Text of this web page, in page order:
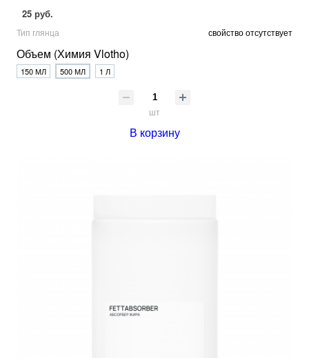
25 руб.
Тип глянца свойство отсутствует
Объем (Химия Vlotho)
150 МЛ 500 МЛ 1 Л
шт
В корзину